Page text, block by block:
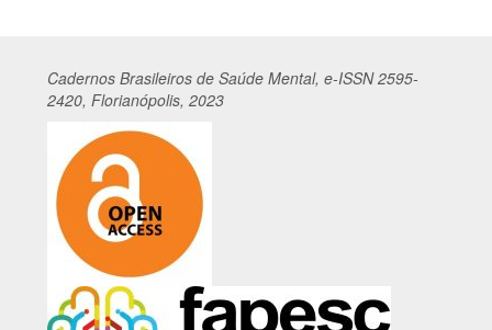
Cadernos Brasileiros de Saúde Mental, e-ISSN 2595-
2420, Florianópolis, 2023